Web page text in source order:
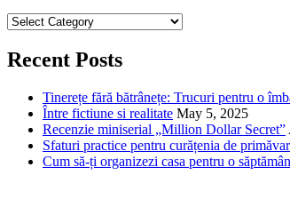
Categorii
Recent Posts
Tinerețe fără bătrânețe: Trucuri pentru o
Între fictiune si realitate May 5, 2025
Recenzie miniserial „Million Dollar Secret”
Sfaturi practice pentru curățenia de
Cum să-ți organizezi casa pentru o